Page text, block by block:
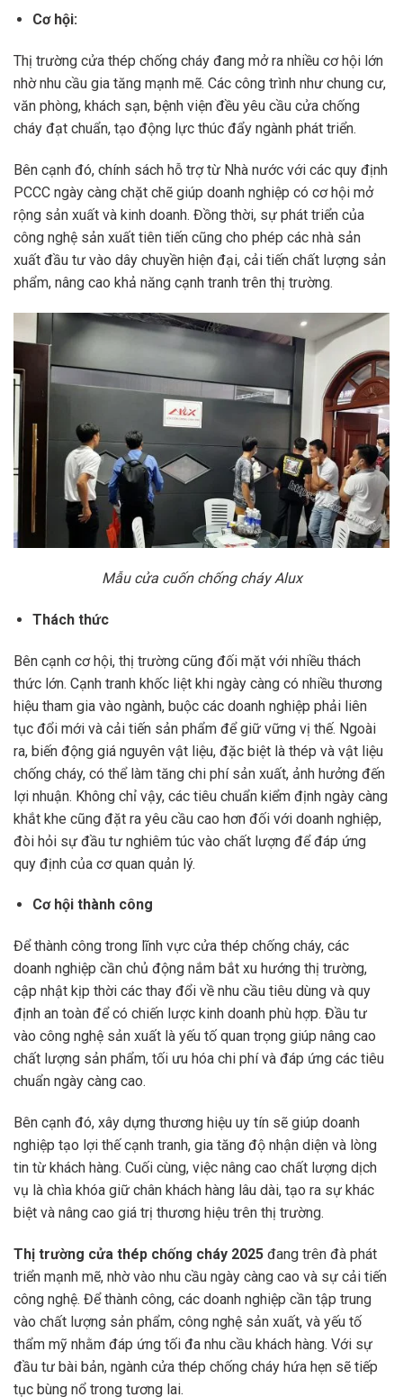
Cơ hội:
Thị trường cửa thép chống cháy đang mở ra nhiều cơ hội lớn
nhờ nhu cầu gia tăng mạnh mẽ. Các công trình như chung cư,
văn phòng, khách sạn, bệnh viện đều yêu cầu cửa chống
cháy đạt chuẩn, tạo động lực thúc đẩy ngành phát triển.
Bên cạnh đó, chính sách hỗ trợ từ Nhà nước với các quy định
PCCC ngày càng chặt chẽ giúp doanh nghiệp có cơ hội mở
rộng sản xuất và kinh doanh. Đồng thời, sự phát triển của
công nghệ sản xuất tiên tiến cũng cho phép các nhà sản
xuất đầu tư vào dây chuyền hiện đại, cải tiến chất lượng sản
phẩm, nâng cao khả năng cạnh tranh trên thị trường.
Mẫu cửa cuốn chống cháy Alux
Thách thức
Bên cạnh cơ hội, thị trường cũng đối mặt với nhiều thách
thức lớn. Cạnh tranh khốc liệt khi ngày càng có nhiều thương
hiệu tham gia vào ngành, buộc các doanh nghiệp phải liên
tục đổi mới và cải tiến sản phẩm để giữ vững vị thế. Ngoài
ra, biến động giá nguyên vật liệu, đặc biệt là thép và vật liệu
chống cháy, có thể làm tăng chi phí sản xuất, ảnh hưởng đến
lợi nhuận. Không chỉ vậy, các tiêu chuẩn kiểm định ngày càng
khắt khe cũng đặt ra yêu cầu cao hơn đối với doanh nghiệp,
đòi hỏi sự đầu tư nghiêm túc vào chất lượng để đáp ứng
quy định của cơ quan quản lý.
Cơ hội thành công
Để thành công trong lĩnh vực cửa thép chống cháy, các
doanh nghiệp cần chủ động nắm bắt xu hướng thị trường,
cập nhật kịp thời các thay đổi về nhu cầu tiêu dùng và quy
định an toàn để có chiến lược kinh doanh phù hợp. Đầu tư
vào công nghệ sản xuất là yếu tố quan trọng giúp nâng cao
chất lượng sản phẩm, tối ưu hóa chi phí và đáp ứng các tiêu
chuẩn ngày càng cao.
Bên cạnh đó, xây dựng thương hiệu uy tín sẽ giúp doanh
nghiệp tạo lợi thế cạnh tranh, gia tăng độ nhận diện và lòng
tin từ khách hàng. Cuối cùng, việc nâng cao chất lượng dịch
vụ là chìa khóa giữ chân khách hàng lâu dài, tạo ra sự khác
biệt và nâng cao giá trị thương hiệu trên thị trường.
Thị trường cửa thép chống cháy 2025 đang trên đà phát
triển mạnh mẽ, nhờ vào nhu cầu ngày càng cao và sự cải tiến
công nghệ. Để thành công, các doanh nghiệp cần tập trung
vào chất lượng sản phẩm, công nghệ sản xuất, và yếu tố
thẩm mỹ nhằm đáp ứng tối đa nhu cầu khách hàng. Với sự
đầu tư bài bản, ngành cửa thép chống cháy hứa hẹn sẽ tiếp
tục bùng nổ trong tương lai.